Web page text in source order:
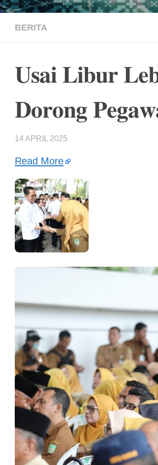
BERITA
𝐔𝐬𝐚𝐢 𝐋𝐢𝐛𝐮𝐫
𝐃𝐨𝐫𝐨𝐧𝐠
14 APRIL 2025
Read More